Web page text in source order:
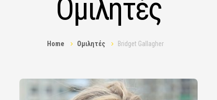
Ομιλητές
Home Ομιλητές Bridget Gallagher